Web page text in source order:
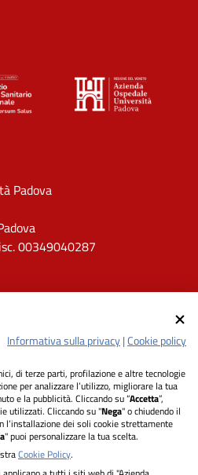
Padova
00349040287
Informativa sulla privacy|Cookie policy
di terze parti, profilazione e altre tecnologie
per analizzare l’utilizzo, migliorare la tua
e la pubblicità. Cliccando su “Accetta”,
utilizzati. Cliccando su "Nega" o chiudendo il
l’installazione dei soli cookie strettamente
" puoi personalizzare la tua scelta.
Cookie Policy.